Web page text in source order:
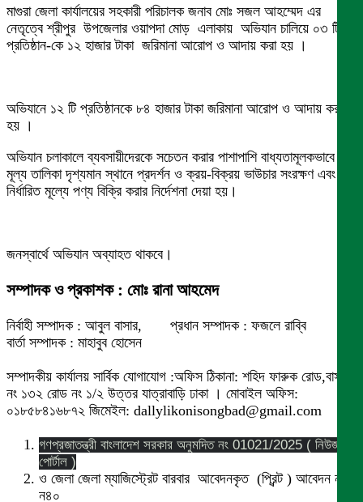
মাগুরা জেলা কার্যালয়ের সহকারী পরিচালক জনাব মোঃ সজল আহম্মেদ এর
নেতৃত্বে শ্রীপুর উপজেলার ওয়াপদা মোড় এলাকায় অভিযান চালিয়ে ০৩ টি
প্রতিষ্ঠান-কে ১২ হাজার টাকা জরিমানা আরোপ ও আদায় করা হয় ।
অভিযানে ১২ টি প্রতিষ্ঠানকে ৮৪ হাজার টাকা জরিমানা আরোপ ও আদায় করা
হয় ।
অভিযান চলাকালে ব্যবসায়ীদেরকে সচেতন করার পাশাপাশি বাধ্যতামূলকভাবে
মূল্য তালিকা দৃশ্যমান স্থানে প্রদর্শন ও ক্রয়-বিক্রয় ভাউচার সংরক্ষণ এবং
নির্ধারিত মূল্যে পণ্য বিক্রি করার নির্দেশনা দেয়া হয়।
জনস্বার্থে অভিযান অব্যাহত থাকবে।
সম্পাদক ও প্রকাশক : মোঃ রানা আহমেদ
নির্বাহী সম্পাদক : আবুল বাসার, প্রধান সম্পাদক : ফজলে রাব্বি
বার্তা সম্পাদক : মাহাবুব হোসেন
সম্পাদকীয় কার্যালয় সার্বিক যোগাযোগ :অফিস ঠিকানা: শহিদ ফারুক রোড,বাসা
নং ১৩২ রোড নং ১/২ উত্তর যাত্রাবাড়ি ঢাকা । মোবাইল অফিস:
০১৮৫৮৪১৬৮৭২ জিমেইল: dallylikonisongbad@gmail.com
গণপ্রজাতন্ত্রী বাংলাদেশ সরকার অনুমদিত নং 01021/2025 ( নিউজ
পোর্টাল )
ও জেলা জেলা ম্যাজিস্ট্রেট বারবার আবেদনকৃত (প্রিন্ট ) আবেদন নং
ন৪০